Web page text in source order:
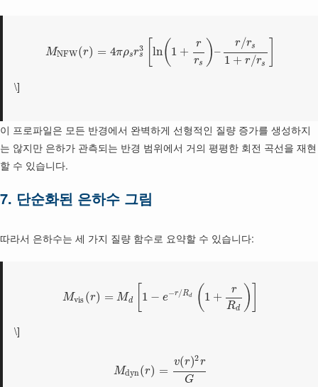
MNFW(r) = 4πρsr3
s [ln( 1 +
r
rs )–
r/rs
1 + r/rs
\]
이 프로파일은 모든 반경에서 완벽하게 선형적인 질량 증가를 생성하지
는 않지만 은하가 관측되는 반경 범위에서 거의 평평한 회전 곡선을 재현
할 수 있습니다.
7. 단순화된 은하수 그림
따라서 은하수는 세 가지 질량 함수로 요약할 수 있습니다:
Mvis (r) = Md 1 − e−r/Rd ( 1 +
r
Rd )
\]
Mdyn(r) =
v(r)2r
G